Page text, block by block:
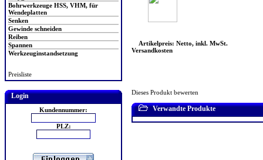
Bohrwerkzeuge HSS, VHM, für
Wendeplatten
Senken
Gewinde schneiden
Reiben
Spannen
Werkzeuginstandsetzung
Preisliste
Login
Kundennummer:
PLZ:
Artikelpreis: Netto, inkl. MwSt.
Versandkosten
Dieses Produkt bewerten
Verwandte Produkte